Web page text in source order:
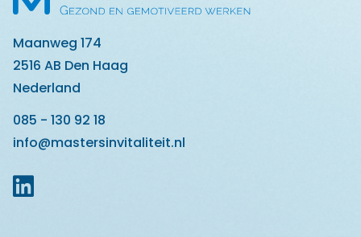
Maanweg 174
2516 AB Den Haag
Nederland
085 - 130 92 18
info@mastersinvitaliteit.nl